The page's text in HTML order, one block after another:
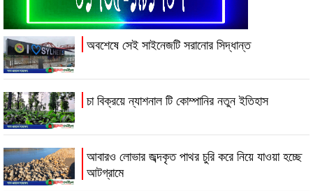
অবশেষে সেই সাইনেজটি সরানোর সিদ্ধান্ত
চা বিক্রয়ে ন্যাশনাল টি কোম্পানির নতুন ইতিহাস
আবারও লোভার জব্দকৃত পাথর চুরি করে নিয়ে যাওয়া হচ্ছে
আটগ্রামে